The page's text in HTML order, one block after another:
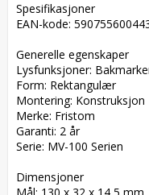
Spesifikasjoner
EAN-kode:
Generelle egenskaper
Lysfunksjoner:
Form: Rektangulær
Montering: Konstruksjon
Merke: Fristom
Garanti: 2 år
Serie: MV-100 Serien
Dimensjoner